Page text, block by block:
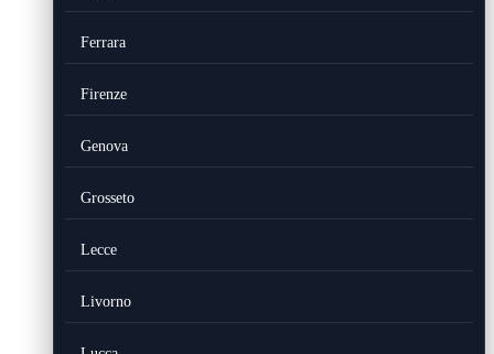
Ferrara
Firenze
Genova
Grosseto
Lecce
Livorno